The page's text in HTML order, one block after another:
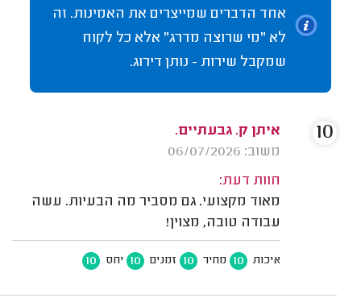
אחד הדברים שמייצרים את האמינות. זה
לא "מי שרוצה מדרג" אלא כל לקוח
שמקבל שירות - נותן דירוג.
איתן ק. גבעתיים.
משוב: 06/07/2026
חוות דעת:
מאוד מקצועי. גם מסביר מה הבעיות. עשה
עבודה טובה, מצוין!
איכות 10 מחיר 10 זמנים 10 יחס 10
10